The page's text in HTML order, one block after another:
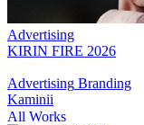
Advertising
KIRIN FIRE 2026
Advertising Branding
Kaminii
All Works